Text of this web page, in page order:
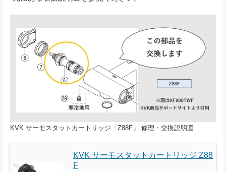
KVK サーモスタットカートリッジ「Z88F」 修理・交換説明図
KVK サーモスタットカートリッジ Z88
F